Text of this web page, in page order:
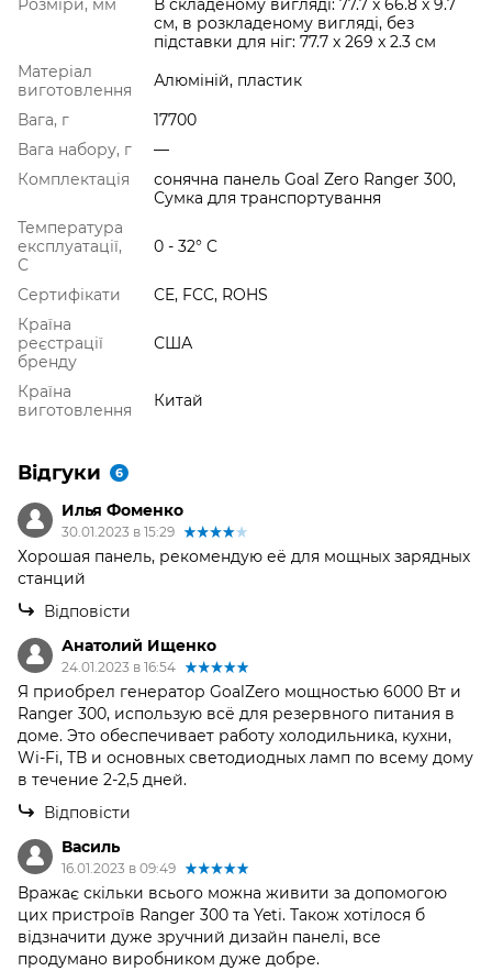
Розміри, мм
В складеному вигляді: 77.7 x 66.8 x 9.7
см, в розкладеному вигляді, без
підставки для ніг: 77.7 x 269 x 2.3 см
Матеріал
виготовлення
Алюміній, пластик
Вага, г
17700
Вага набору, г
—
Комплектація
сонячна панель Goal Zero Ranger 300,
Сумка для транспортування
Температура
експлуатації,
С
0 - 32° C
Сертифікати
CE, FCC, ROHS
Країна
реєстрації
бренду
США
Країна
виготовлення
Китай
Відгуки 6
Илья Фоменко
30.01.2023 в 15:29
Хорошая панель, рекомендую её для мощных зарядных
станций
Відповісти
Анатолий Ищенко
24.01.2023 в 16:54
Я приобрел генератор GoalZero мощностью 6000 Вт и
Ranger 300, использую всё для резервного питания в
доме. Это обеспечивает работу холодильника, кухни,
Wi-Fi, ТВ и основных светодиодных ламп по всему дому
в течение 2-2,5 дней.
Відповісти
Василь
16.01.2023 в 09:49
Вражає скільки всього можна живити за допомогою
цих пристроїв Ranger 300 та Yeti. Також хотілося б
відзначити дуже зручний дизайн панелі, все
продумано виробником дуже добре.